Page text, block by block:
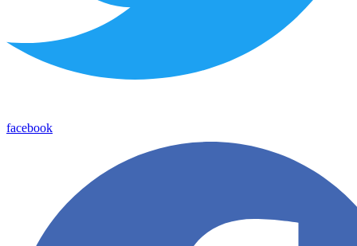
facebook